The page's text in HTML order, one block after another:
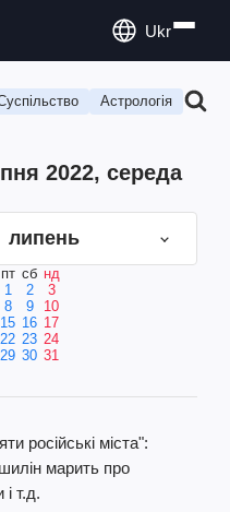
Ukr
Астрологія
2022, середа
липень
пт сб нд
1
2
3
8 9
10
15 16 17
22 23 24
29 30 31
російські міста":
марить про
т.д.